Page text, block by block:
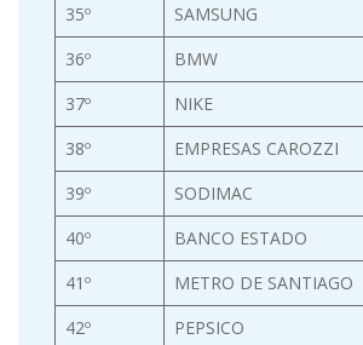
35º
SAMSUNG
36º
BMW
37º
NIKE
38º
EMPRESAS CAROZZI
39º
SODIMAC
40º
BANCO ESTADO
41º
METRO DE SANTIAGO
42º
PEPSICO